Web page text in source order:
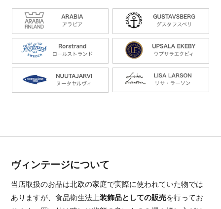
ヴィンテージについて
当店取扱のお品は北欧の家庭で実際に使われていた物では
ありますが、食品衛生法上装飾品としての販売を行ってお